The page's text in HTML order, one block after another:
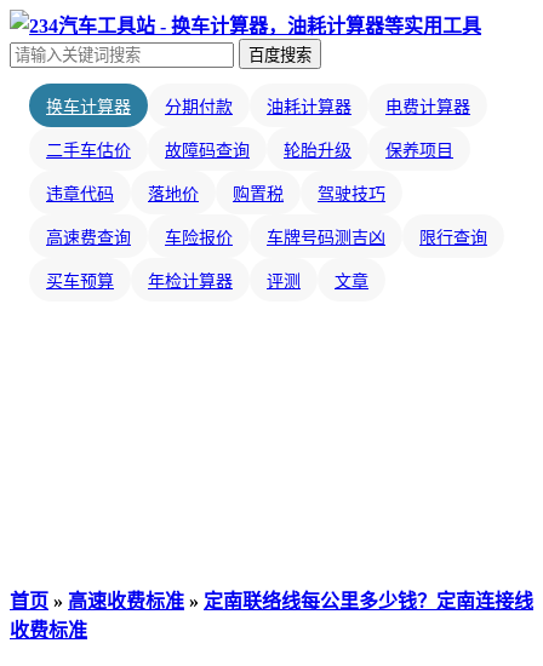
百度搜索
换车计算器 分期付款 油耗计算器 电费计算器
二手车估价 故障码查询 轮胎升级 保养项目
违章代码 落地价 购置税 驾驶技巧
高速费查询 车险报价 车牌号码测吉凶 限行查询
买车预算 年检计算器 评测 文章
首页 » 高速收费标准 » 定南联络线每公里多少钱？定南连接线
收费标准